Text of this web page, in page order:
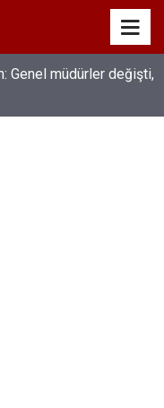
Genel müdürler değişti,